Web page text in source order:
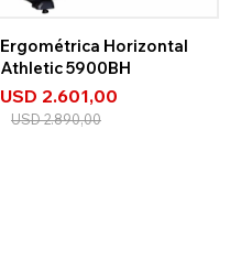
Ergométrica Horizontal
Athletic 5900BH
USD 2.601,00
USD2.890,00